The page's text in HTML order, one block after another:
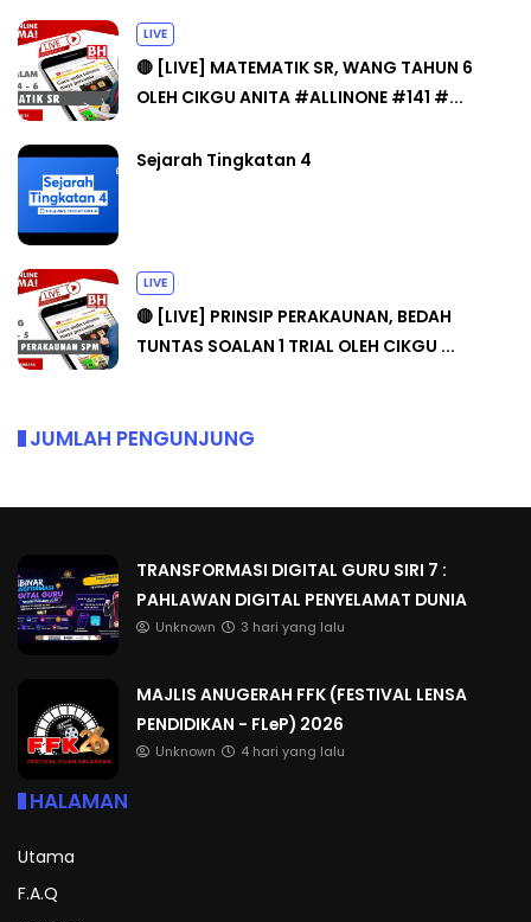
LIVE
🔴 [LIVE] MATEMATIK SR, WANG TAHUN 6
OLEH CIKGU ANITA #ALLINONE #141 #...
Sejarah Tingkatan 4
LIVE
🔴 [LIVE] PRINSIP PERAKAUNAN, BEDAH
TUNTAS SOALAN 1 TRIAL OLEH CIKGU ...
JUMLAH PENGUNJUNG
TRANSFORMASI DIGITAL GURU SIRI 7 :
PAHLAWAN DIGITAL PENYELAMAT DUNIA
Unknown 3 hari yang lalu
MAJLIS ANUGERAH FFK (FESTIVAL LENSA
PENDIDIKAN - FLeP) 2026
Unknown 4 hari yang lalu
HALAMAN
Utama
F.A.Q